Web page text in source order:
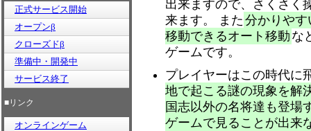
正式サービス開始
オープンβ
クローズドβ
準備中・開発中
サービス終了
■リンク
オンラインゲーム
出来ますので、さくさく
来ます。 また 分かりや
移動できるオート移動 な
ゲームです。
プレイヤーはこの時代に
地で起こる謎の現象を解
国志以外の名将達も登場
ゲームで見ることが出来